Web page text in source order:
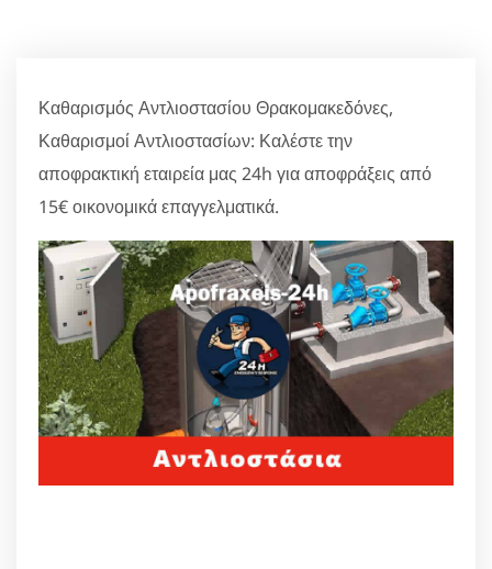
Καθαρισμός Αντλιοστασίου Θρακομακεδόνες,
Καθαρισμοί Αντλιοστασίων: Καλέστε την
αποφρακτική εταιρεία μας 24h για αποφράξεις από
15€ οικονομικά επαγγελματικά.